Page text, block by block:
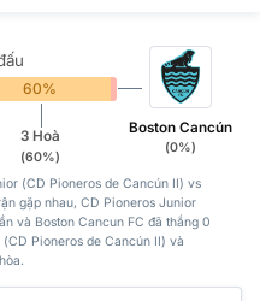
60% 0%
3 Hoà
(60%)
Boston Cancún
(0%)
(CD Pioneros de Cancún II) vs
gặp nhau, CD Pioneros Junior
và Boston Cancun FC đã thắng 0
Pioneros de Cancún II) và